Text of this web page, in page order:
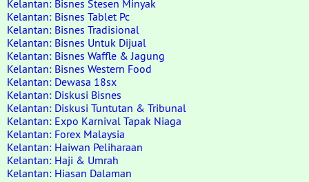
Kelantan: Bisnes Stesen Minyak
Kelantan: Bisnes Tablet Pc
Kelantan: Bisnes Tradisional
Kelantan: Bisnes Untuk Dijual
Kelantan: Bisnes Waffle & Jagung
Kelantan: Bisnes Western Food
Kelantan: Dewasa 18sx
Kelantan: Diskusi Bisnes
Kelantan: Diskusi Tuntutan & Tribunal
Kelantan: Expo Karnival Tapak Niaga
Kelantan: Forex Malaysia
Kelantan: Haiwan Peliharaan
Kelantan: Haji & Umrah
Kelantan: Hiasan Dalaman